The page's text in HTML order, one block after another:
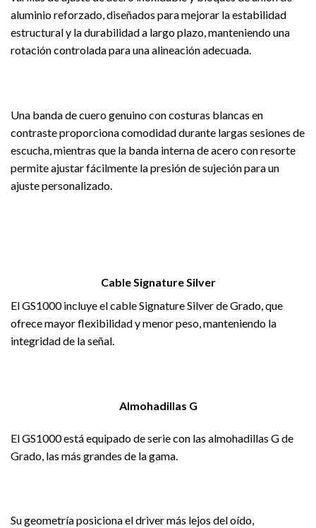
aluminio reforzado, diseñados para mejorar la estabilidad
estructural y la durabilidad a largo plazo, manteniendo una
rotación controlada para una alineación adecuada.
Una banda de cuero genuino con costuras blancas en
contraste proporciona comodidad durante largas sesiones de
escucha, mientras que la banda interna de acero con resorte
permite ajustar fácilmente la presión de sujeción para un
ajuste personalizado.
Cable Signature Silver
El GS1000 incluye el cable Signature Silver de Grado, que
ofrece mayor flexibilidad y menor peso, manteniendo la
integridad de la señal.
Almohadillas G
El GS1000 está equipado de serie con las almohadillas G de
Grado, las más grandes de la gama.
Su geometría posiciona el driver más lejos del oído,